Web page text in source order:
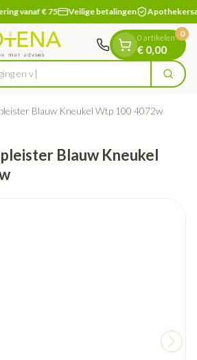
vanaf € 75 Veilige betalingen
Zoek
0 artikelen
€ 0,00
0
Blauw Kneukel Wtp 100 4072w
Blauw Kneukel